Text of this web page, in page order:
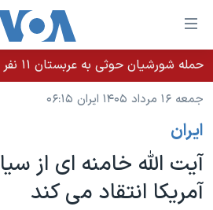
لینکهای
قابل
دسترسی
جهش
محتوای
اصلی
جهش
خانه
نسخه سبک وب‌سایت
موضوع ها
ایران
آمریکا
برنامه های تلویزیونی
جدول برنامه ها
حمله شورشیان حوثی به عربستان ۱۱ نفر را مجروح کرد
جمعه ۱۶ مرداد ۱۴۰۵ ایران ۰۶:۱۵
ايران
آیت الله خامنه ای از
آمریکا انتقاد می کند